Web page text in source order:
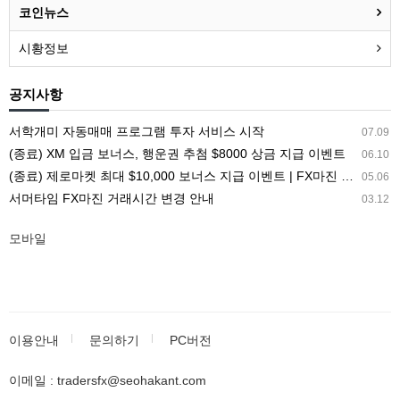
코인뉴스
시황정보
공지사항
07.09
서학개미 자동매매 프로그램 투자 서비스 시작
06.10
(종료) XM 입금 보너스, 행운권 추첨 $8000 상금 지급 이벤트
05.06
(종료) 제로마켓 최대 $10,000 보너스 지급 이벤트 | FX마진 해외거래소 ZEROMARKETS
03.12
서머타임 FX마진 거래시간 변경 안내
모바일
이용안내 문의하기 PC버전
이메일 : tradersfx@seohakant.com